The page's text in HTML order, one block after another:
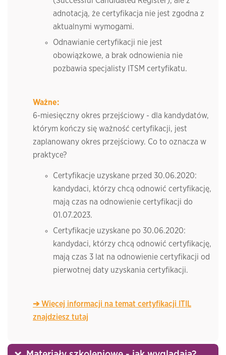
adnotacją, że certyfikacja nie jest zgodna z
aktualnymi wymogami.
Odnawianie certyfikacji nie jest
obowiązkowe, a brak odnowienia nie
pozbawia specjalisty ITSM certyfikatu.
Ważne:
6-miesięczny okres przejściowy - dla kandydatów,
którym kończy się ważność certyfikacji, jest
zaplanowany okres przejściowy. Co to oznacza w
praktyce?
Certyfikacje uzyskane przed 30.06.2020:
kandydaci, którzy chcą odnowić certyfikację,
mają czas na odnowienie certyfikacji do
01.07.2023.
Certyfikacje uzyskane po 30.06.2020:
kandydaci, którzy chcą odnowić certyfikację,
mają czas 3 lat na odnowienie certyfikacji od
pierwotnej daty uzyskania certyfikacji.
➔Więcej informacji na temat certyfikacji ITIL
znajdziesz tutaj